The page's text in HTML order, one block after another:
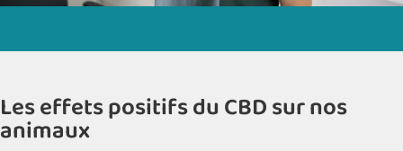
Les effets positifs du CBD sur nos
animaux